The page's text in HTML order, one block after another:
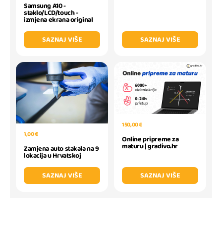
Samsung A10 -
staklo/LCD/touch -
izmjena ekrana original
SAZNAJ VIŠE
SAZNAJ VIŠE
1,00 €
Zamjena auto stakala na 9
lokacija u Hrvatskoj
SAZNAJ VIŠE
150,00 €
Online pripreme za
maturu | gradivo.hr
SAZNAJ VIŠE